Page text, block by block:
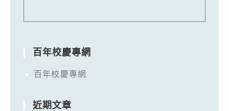
百年校慶專網
百年校慶專網
近期文章